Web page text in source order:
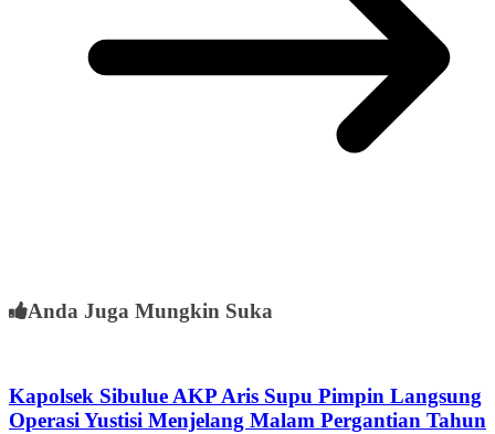
Anda Juga Mungkin Suka
Kapolsek Sibulue AKP Aris Supu Pimpin Langsung
Operasi Yustisi Menjelang Malam Pergantian Tahun